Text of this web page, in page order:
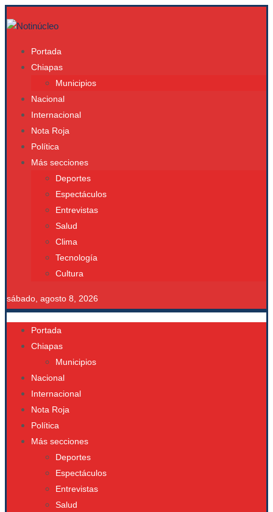
Portada
Chiapas
Municipios
Nacional
Internacional
Nota Roja
Política
Más secciones
Deportes
Espectáculos
Entrevistas
Salud
Clima
Tecnología
Cultura
sábado, agosto 8, 2026
Portada
Chiapas
Municipios
Nacional
Internacional
Nota Roja
Política
Más secciones
Deportes
Espectáculos
Entrevistas
Salud